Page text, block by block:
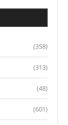
(358)
(313)
(48)
(601)